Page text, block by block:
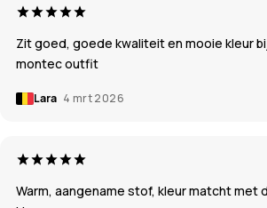
Zit goed, goede kwaliteit en mooie kleur
montec outfit
Lara 4 mrt 2026
Warm, aangename stof, kleur matcht met